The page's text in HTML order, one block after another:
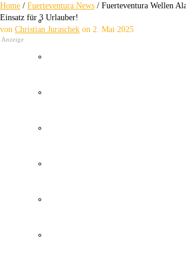
Policia Nacional Canarias
Home / Fuerteventura News / Fuerteventura Wellen
Einsatz für 3 Urlauber!
von Christian Juraschek on 2. Mai 2025
Anzeige